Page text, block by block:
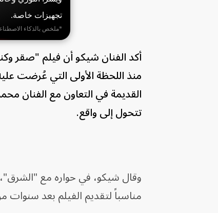
تجهيزات خاصة.
*ملخص بالذكاء
أكد الفنان شيكو أن فيلم "صقر
منذ اللحظة الأولى التي عُرضت
القديمة في التعاون مع الفنان
تتحول إلى واقع.
وقال شيكو، في حواره مع
مناسباً لتقديم الفيلم بعد